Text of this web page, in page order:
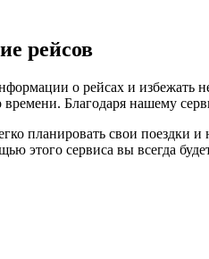
рейсов
о рейсах и избежать
Благодаря нашему
планировать свои
этого сервиса вы всегда